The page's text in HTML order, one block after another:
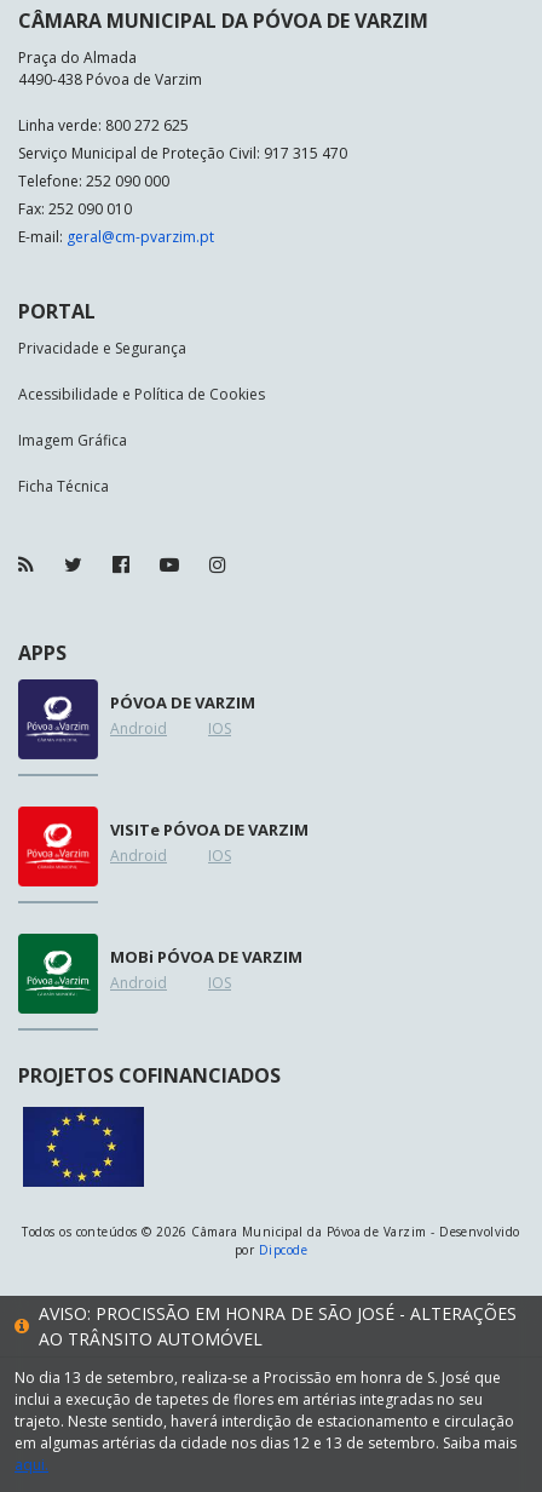
CÂMARA MUNICIPAL DA PÓVOA DE VARZIM
Praça do Almada
4490-438 Póvoa de Varzim
Linha verde: 800 272 625
Serviço Municipal de Proteção Civil: 917 315 470
Telefone: 252 090 000
Fax: 252 090 010
E-mail: geral@cm-pvarzim.pt
PORTAL
Privacidade e Segurança
Acessibilidade e Política de Cookies
Imagem Gráfica
Ficha Técnica
APPS
PÓVOA DE VARZIM
Android IOS
VISITe PÓVOA DE VARZIM
Android IOS
MOBi PÓVOA DE VARZIM
Android IOS
PROJETOS COFINANCIADOS
Todos os conteúdos © 2026 Câmara Municipal da Póvoa de Varzim - Desenvolvido
por Dipcode
AVISO: PROCISSÃO EM HONRA DE SÃO JOSÉ - ALTERAÇÕES
AO TRÂNSITO AUTOMÓVEL
No dia 13 de setembro, realiza-se a Procissão em honra de S. José que
inclui a execução de tapetes de flores em artérias integradas no seu
trajeto. Neste sentido, haverá interdição de estacionamento e circulação
em algumas artérias da cidade nos dias 12 e 13 de setembro. Saiba mais
aqui.